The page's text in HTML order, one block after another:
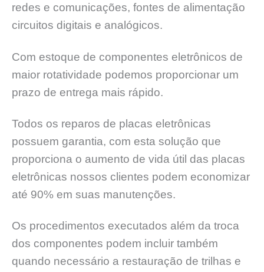
redes e comunicações, fontes de alimentação
circuitos digitais e analógicos.
Com estoque de componentes eletrônicos de
maior rotatividade podemos proporcionar um
prazo de entrega mais rápido.
Todos os reparos de placas eletrônicas
possuem garantia, com esta solução que
proporciona o aumento de vida útil das placas
eletrônicas nossos clientes podem economizar
até 90% em suas manutenções.
Os procedimentos executados além da troca
dos componentes podem incluir também
quando necessário a restauração de trilhas e